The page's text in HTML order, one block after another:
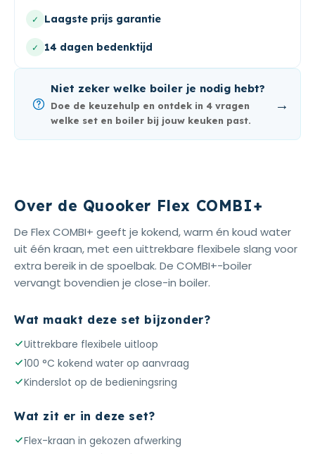
✓ Laagste prijs garantie
✓ 14 dagen bedenktijd
Niet zeker welke boiler je nodig hebt?
Doe de keuzehulp en ontdek in 4 vragen
welke set en boiler bij jouw keuken past.
→
Over de Quooker Flex COMBI+
De Flex COMBI+ geeft je kokend, warm én koud water
uit één kraan, met een uittrekbare flexibele slang voor
extra bereik in de spoelbak. De COMBI+-boiler
vervangt bovendien je close-in boiler.
Wat maakt deze set bijzonder?
Uittrekbare flexibele uitloop
100 °C kokend water op aanvraag
Kinderslot op de bedieningsring
Wat zit er in deze set?
Flex-kraan in gekozen afwerking